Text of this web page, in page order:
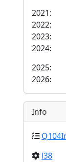
2021:
2022:
2023:
2024:
2025:
2026:
Info
l38